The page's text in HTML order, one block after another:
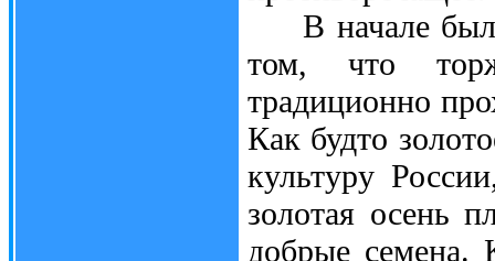
В начале было
том, что
традиционно
Как будто
культуру
золотая осень
добрые семена.